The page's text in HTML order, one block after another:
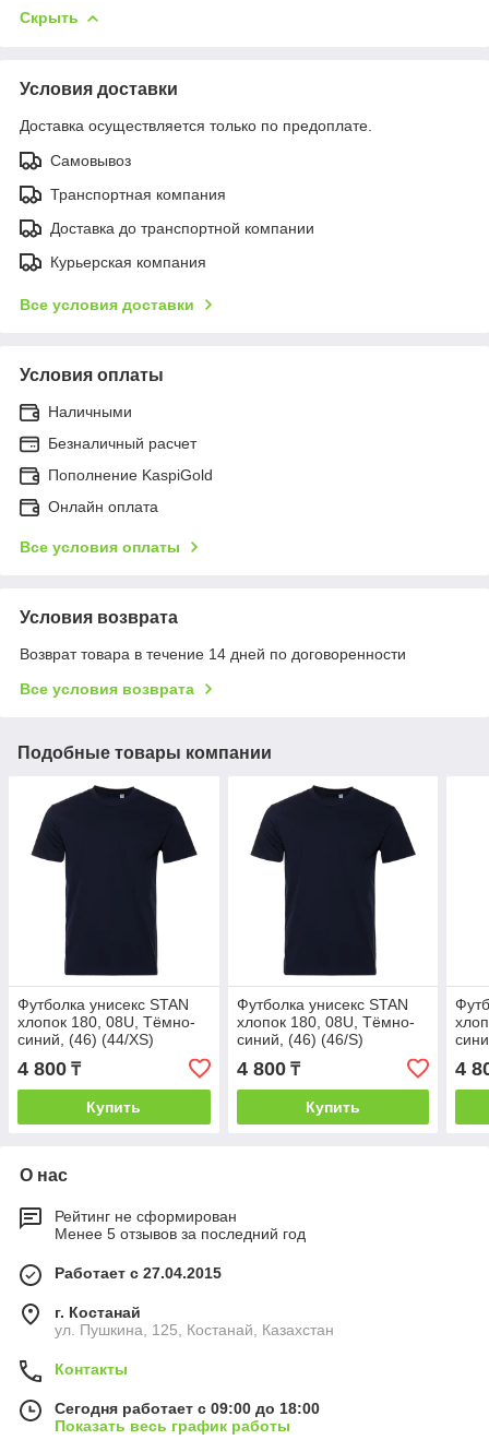
Скрыть
Условия доставки
Доставка осуществляется только по предоплате.
Самовывоз
Транспортная компания
Доставка до транспортной компании
Курьерская компания
Все условия доставки
Условия оплаты
Наличными
Безналичный расчет
Пополнение KaspiGold
Онлайн оплата
Все условия оплаты
Условия возврата
Возврат товара в течение 14 дней по договоренности
Все условия возврата
Подобные товары компании
Футболка унисекс STAN
хлопок 180, 08U, Тёмно-
синий, (46) (44/XS)
4 800 ₸
Купить
Футболка унисекс STAN
хлопок 180, 08U, Тёмно-
синий, (46) (46/S)
4 800₸
Купить
4
О нас
Рейтинг не сформирован
Менее 5 отзывов за последний год
Работает с 27.04.2015
г. Костанай
ул. Пушкина, 125, Костанай, Казахстан
Контакты
Сегодня работает с 09:00 до 18:00
Показать весь график работы